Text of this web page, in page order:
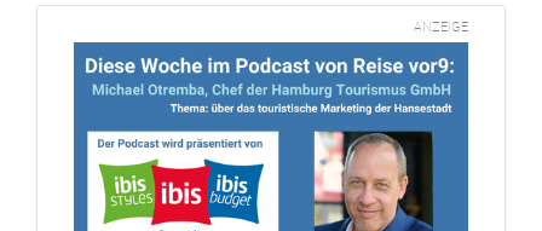
ANZEIGE